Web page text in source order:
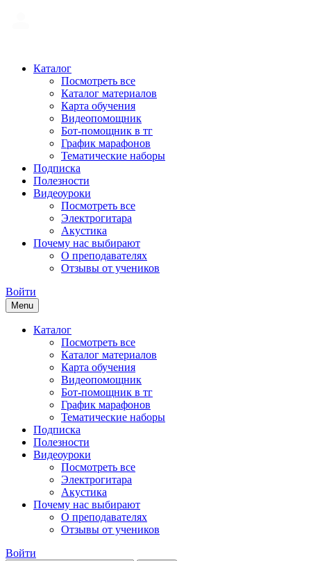
Каталог
Посмотреть все
Каталог материалов
Карта обучения
Видеопомощник
Бот-помощник в тг
График марафонов
Тематические наборы
Подписка
Полезности
Видеоуроки
Посмотреть все
Электрогитара
Акустика
Почему нас выбирают
О преподавателях
Отзывы от учеников
Войти
Menu
Каталог
Посмотреть все
Каталог материалов
Карта обучения
Видеопомощник
Бот-помощник в тг
График марафонов
Тематические наборы
Подписка
Полезности
Видеоуроки
Посмотреть все
Электрогитара
Акустика
Почему нас выбирают
О преподавателях
Отзывы от учеников
Войти